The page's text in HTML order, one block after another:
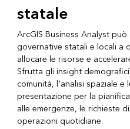
statale
ArcGIS Business Analyst
governative statali e locali a
allocare le risorse e
Sfrutta gli insight
comunità, l'analisi spaziale
presentazione per la
alle emergenze, le richieste
operazioni quotidiane.